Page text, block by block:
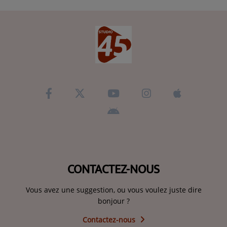
CONTACTEZ-NOUS
Vous avez une suggestion, ou vous voulez juste dire
bonjour ?
Contactez-nous